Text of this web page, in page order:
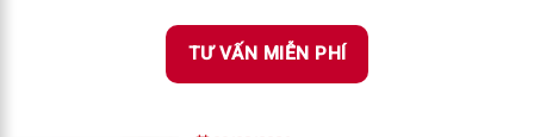
TƯ VẤN MIỄN PHÍ